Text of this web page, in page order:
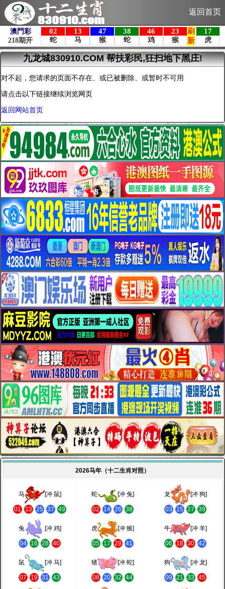
返回首页
九龙城830910.COM 帮扶彩民,狂扫地下黑庄!
对不起，您请求的页面不存在、或已被删除、或暂时不可用
请点击以下链接继续浏览网页
返回网站首页